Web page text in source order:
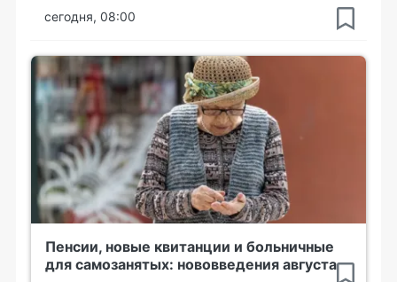
сегодня, 08:00
Пенсии, новые квитанции и больничные
для самозанятых: нововведения августа